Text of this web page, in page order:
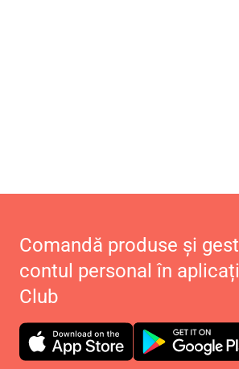
Comandă produse și
contul personal în
Club